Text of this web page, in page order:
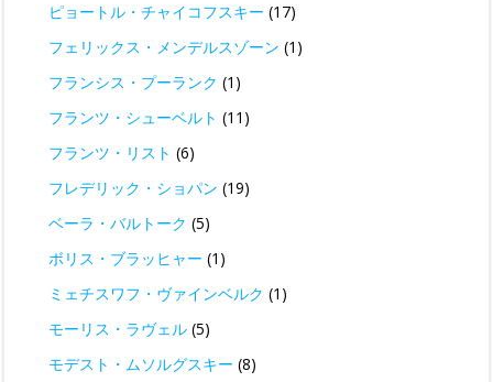
ピョートル・チャイコフスキー (17)
フェリックス・メンデルスゾーン (1)
フランシス・プーランク (1)
フランツ・シューベルト (11)
フランツ・リスト (6)
フレデリック・ショパン (19)
ベーラ・バルトーク (5)
ボリス・ブラッヒャー (1)
ミェチスワフ・ヴァインベルク (1)
モーリス・ラヴェル (5)
モデスト・ムソルグスキー (8)